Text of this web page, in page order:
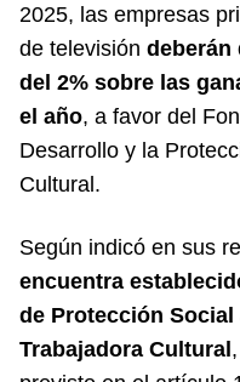
2025, las empresas
de televisión deberán
del 2% sobre las
el año, a favor del
Desarrollo y la
Cultural.
Según indicó en sus
encuentra
de Protección Social
Trabajadora Cultural